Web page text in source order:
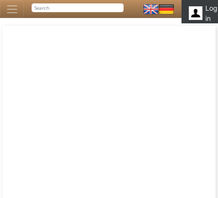
Log
in